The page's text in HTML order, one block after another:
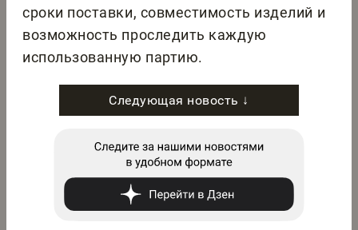
сроки поставки, совместимость изделий и
возможность проследить каждую
использованную партию.
Следующая новость ↓